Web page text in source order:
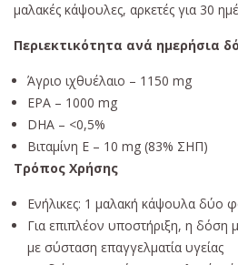
μαλακές κάψουλες, αρκετές για 30
Περιεκτικότητα ανά ημερήσια
Άγριο ιχθυέλαιο – 1150 mg
EPA – 1000 mg
DHA – <0,5%
Βιταμίνη Ε – 10 mg (83% ΣΗΠ)
Τρόπος Χρήσης
Ενήλικες: 1 μαλακή κάψουλα δύο
Για επιπλέον υποστήριξη, η δόση
με σύσταση επαγγελματία υγείας